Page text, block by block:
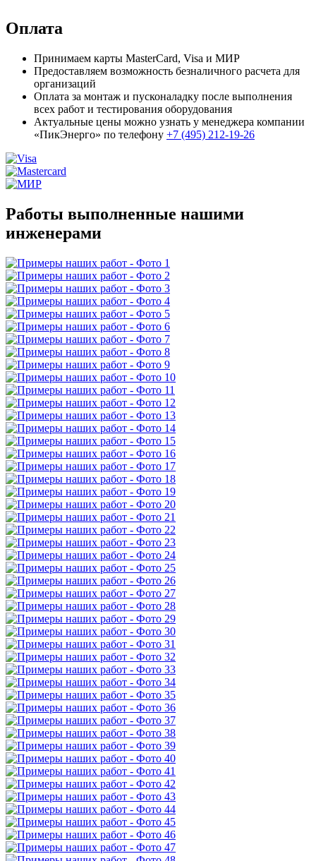
Оплата
Принимаем карты MasterCard, Visa и МИР
Предоставляем возможность безналичного расчета для
организаций
Оплата за монтаж и пусконаладку после выполнения
всех работ и тестирования оборудования
Актуальные цены можно узнать у менеджера компании
«ПикЭнерго» по телефону +7 (495) 212-19-26
Работы выполненные нашими
инженерами